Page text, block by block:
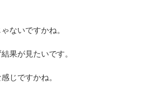
ないですかね。
果が見たいです。
じですかね。